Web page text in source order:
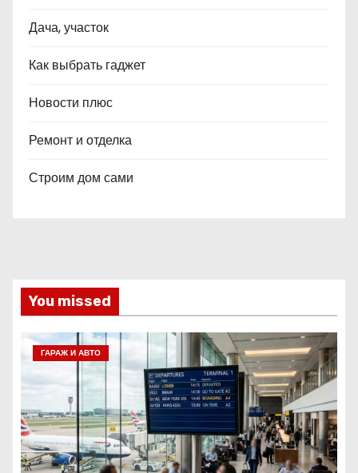
Дача, участок
Как выбрать гаджет
Новости плюс
Ремонт и отделка
Строим дом сами
You missed
ГАРАЖ И АВТО